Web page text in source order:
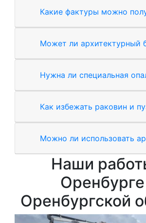
Какие фактуры можно
Может ли архитектурный
Нужна ли специальная
Как избежать раковин и
Можно ли использовать
Наши
Оренбургской